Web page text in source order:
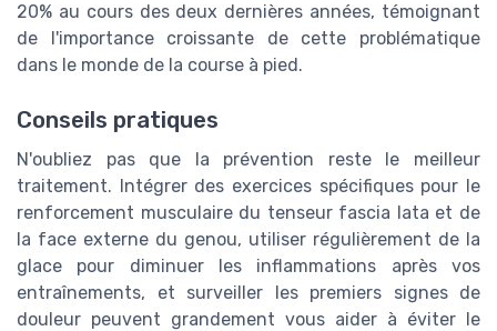
20% au cours des deux dernières années, témoignant
de l'importance croissante de cette problématique
dans le monde de la course à pied.
Conseils pratiques
N'oubliez pas que la prévention reste le meilleur
traitement. Intégrer des exercices spécifiques pour le
renforcement musculaire du tenseur fascia lata et de
la face externe du genou, utiliser régulièrement de la
glace pour diminuer les inflammations après vos
entraînements, et surveiller les premiers signes de
douleur peuvent grandement vous aider à éviter le